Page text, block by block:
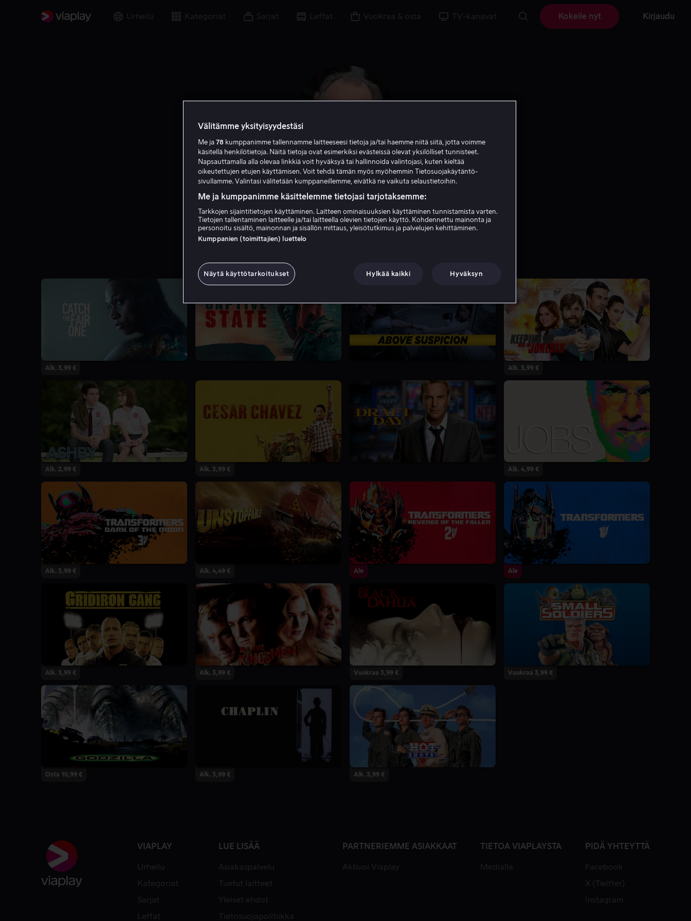
Urheilu Kategoriat Sarjat Leffat Vuokraa & osta TV-kanavat Kokeile nyt Kirjaudu
Kevin Dunn
Näyttelijä Vieras
Alk. 3,99 € Alk. 3,99 €
Alk. 2,99 € Alk. 3,99 € Alk. 4,99 €
Alk. 3,99 € Alk. 4,49 € Ale Ale
Alk. 3,99 € Alk. 3,99 € Vuokraa 3,99 € Vuokraa 3,99 €
Osta 10,99 € Alk. 3,99 € Alk. 3,99 €
VIAPLAY
Urheilu
Kategoriat
Sarjat
Leffat
LUE LISÄÄ
Asiakaspalvelu
Tuetut laitteet
Yleiset ehdot
Tietosuojapolitiikka
PARTNERIEMME ASIAKKAAT
Aktivoi Viaplay
TIETOA VIAPLAYSTA
Medialle
PIDÄ YHTEYTTÄ
Facebook
X (Twitter)
Instagram
Välitämme yksityisyydestäsi
Me ja 78 kumppanimme tallennamme laitteeseesi tietoja ja/tai haemme niitä siitä, jotta voimme
käsitellä henkilötietoja. Näitä tietoja ovat esimerkiksi evästeissä olevat yksilölliset tunnisteet.
Napsauttamalla alla olevaa linkkiä voit hyväksyä tai hallinnoida valintojasi, kuten kieltää
oikeutettujen etujen käyttämisen. Voit tehdä tämän myös myöhemmin Tietosuojakäytäntö-
sivullamme. Valintasi välitetään kumppaneillemme, eivätkä ne vaikuta selaustietoihin.
Me ja kumppanimme käsittelemme tietojasi tarjotaksemme:
Tarkkojen sijaintitietojen käyttäminen. Laitteen ominaisuuksien käyttäminen tunnistamista varten.
Tietojen tallentaminen laitteelle ja/tai laitteella olevien tietojen käyttö. Kohdennettu mainonta ja
personoitu sisältö, mainonnan ja sisällön mittaus, yleisötutkimus ja palvelujen kehittäminen.
Kumppanien (toimittajien) luettelo
Näytä käyttötarkoitukset Hylkää kaikki Hyväksyn